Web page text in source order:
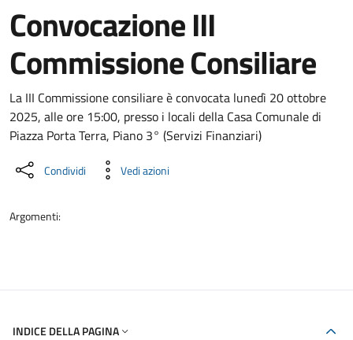
Convocazione III
Commissione Consiliare
???portal.DettaglioConvocazione???
La III Commissione consiliare è convocata lunedì 20 ottobre
2025, alle ore 15:00, presso i locali della Casa Comunale di
Piazza Porta Terra, Piano 3° (Servizi Finanziari)
Condividi Vedi azioni
Argomenti:
INDICE DELLA PAGINA